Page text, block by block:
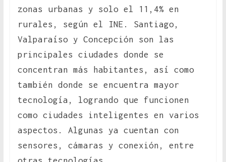
zonas urbanas y solo el 11,4% en
rurales, según el INE. Santiago,
Valparaíso y Concepción son las
principales ciudades donde se
concentran más habitantes, así como
también donde se encuentra mayor
tecnología, logrando que funcionen
como ciudades inteligentes en varios
aspectos. Algunas ya cuentan con
sensores, cámaras y conexión, entre